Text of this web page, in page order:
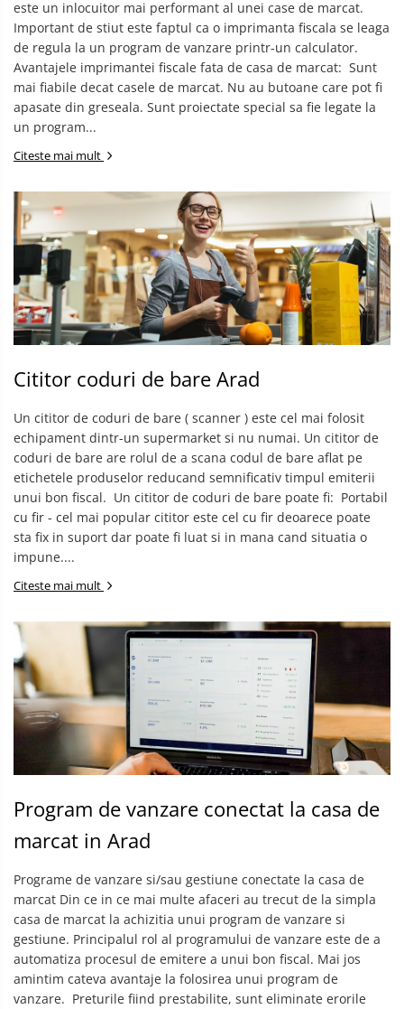
este un inlocuitor mai performant al unei case de marcat. ​
Important de stiut este faptul ca o imprimanta fiscala se leaga
de regula la un program de vanzare printr-un calculator. ​
Avantajele imprimantei fiscale fata de casa de marcat: ​ Sunt
mai fiabile decat casele de marcat. Nu au butoane care pot fi
apasate din greseala. Sunt proiectate special sa fie legate la
un program...
Citeste mai mult
Cititor coduri de bare Arad
Un cititor de coduri de bare ( scanner ) este cel mai folosit
echipament dintr-un supermarket si nu numai. Un cititor de
coduri de bare are rolul de a scana codul de bare aflat pe
etichetele produselor reducand semnificativ timpul emiterii
unui bon fiscal. ​ Un cititor de coduri de bare poate fi: ​ Portabil
cu fir - cel mai popular cititor este cel cu fir deoarece poate
sta fix in suport dar poate fi luat si in mana cand situatia o
impune....
Citeste mai mult
Program de vanzare conectat la casa de
marcat in Arad
Programe de vanzare si/sau gestiune conectate la casa de
marcat Din ce in ce mai multe afaceri au trecut de la simpla
casa de marcat la achizitia unui program de vanzare si
gestiune. Principalul rol al programului de vanzare este de a
automatiza procesul de emitere a unui bon fiscal. Mai jos
amintim cateva avantaje la folosirea unui program de
vanzare. ​ Preturile fiind prestabilite, sunt eliminate erorile